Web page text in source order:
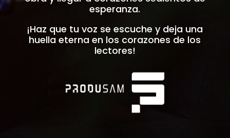
esperanza.
¡Haz que tu voz se escuche y deja una
huella eterna en los corazones de los
lectores!